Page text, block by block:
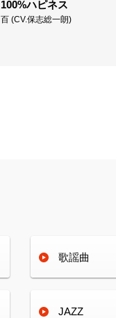
100%ハピネス
百 (CV.保志総一朗)
歌謡曲
JAZZ